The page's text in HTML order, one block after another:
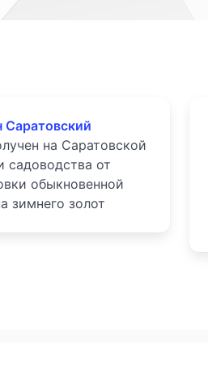
на Саратовской
садоводства от
обыкновенной
зимнего золот